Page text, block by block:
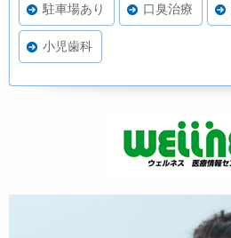
駐車場あり 口臭治療
小児歯科